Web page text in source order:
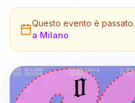
Questo evento è passato.
a Milano